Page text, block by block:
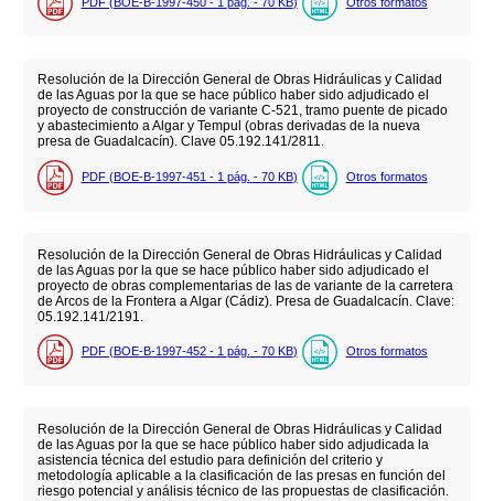
Resolución de la Dirección General de Obras Hidráulicas y Calidad
de las Aguas por la que se hace público haber sido adjudicado el
proyecto de construcción de variante C-521, tramo puente de picado
y abastecimiento a Algar y Tempul (obras derivadas de la nueva
presa de Guadalcacín). Clave 05.192.141/2811.
PDF (BOE-B-1997-451 - 1 pág. - 70 KB) Otros formatos
Resolución de la Dirección General de Obras Hidráulicas y Calidad
de las Aguas por la que se hace público haber sido adjudicado el
proyecto de obras complementarias de las de variante de la carretera
de Arcos de la Frontera a Algar (Cádiz). Presa de Guadalcacín. Clave:
05.192.141/2191.
PDF (BOE-B-1997-452 - 1 pág. - 70 KB) Otros formatos
Resolución de la Dirección General de Obras Hidráulicas y Calidad
de las Aguas por la que se hace público haber sido adjudicada la
asistencia técnica del estudio para definición del criterio y
metodología aplicable a la clasificación de las presas en función del
riesgo potencial y análisis técnico de las propuestas de clasificación.